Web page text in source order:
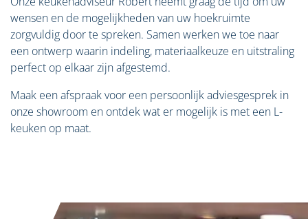
wensen en de mogelijkheden van uw hoekruimte
zorgvuldig door te spreken. Samen werken we toe naar
een ontwerp waarin indeling, materiaalkeuze en uitstraling
perfect op elkaar zijn afgestemd.
Maak een afspraak voor een persoonlijk adviesgesprek in
onze showroom en ontdek wat er mogelijk is met een L-
keuken op maat.